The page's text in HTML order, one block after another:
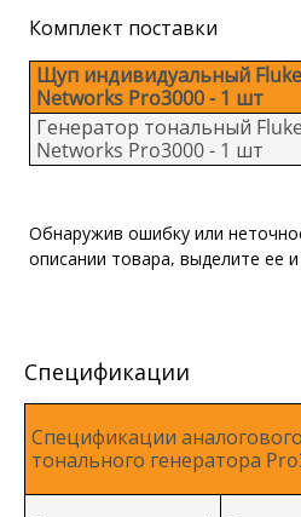
Комплект поставки
Щуп индивидуальный Fluke
Networks Pro3000 - 1 шт
Генератор тональный
Networks Pro3000 - 1 шт
Обнаружив ошибку или
описании товара, выделите ее
Спецификации
Спецификации аналогового
тонального генератора